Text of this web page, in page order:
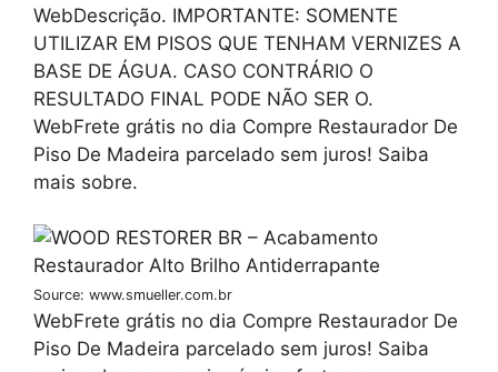
WebDescrição. IMPORTANTE: SOMENTE
UTILIZAR EM PISOS QUE TENHAM VERNIZES A
BASE DE ÁGUA. CASO CONTRÁRIO O
RESULTADO FINAL PODE NÃO SER O.
WebFrete grátis no dia Compre Restaurador De
Piso De Madeira parcelado sem juros! Saiba
mais sobre.
Source: www.smueller.com.br
WebFrete grátis no dia Compre Restaurador De
Piso De Madeira parcelado sem juros! Saiba